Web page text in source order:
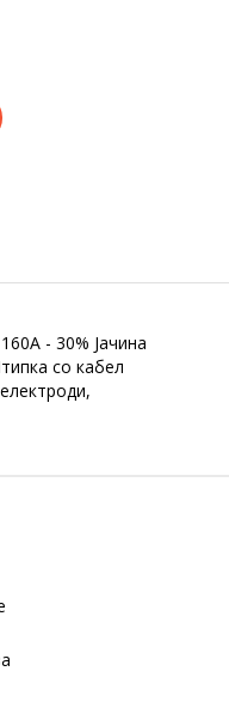
- 30% Јачина
со кабел